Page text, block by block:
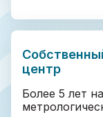
центр
Более 5 лет